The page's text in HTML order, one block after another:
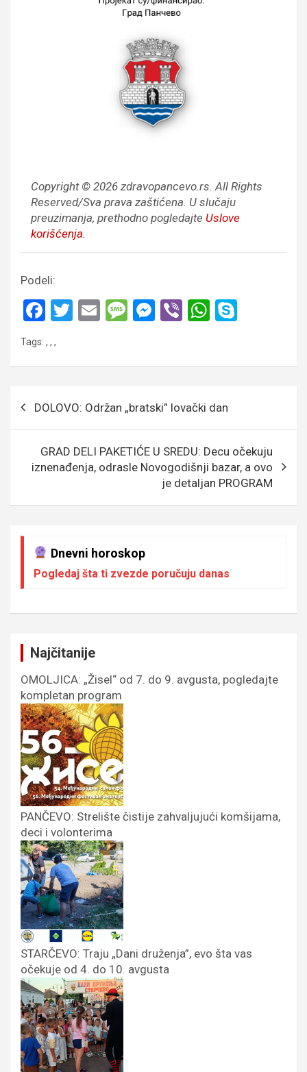
Copyright © 2026 zdravopancevo.rs. All Rights
Reserved/Sva prava zaštićena. U slučaju
preuzimanja, prethodno pogledajte Uslove
korišćenja.
Podeli:
F
ce
o
o
k
T
E
M
g
e
M
g
er
Vi W
A
p
Tags: , , ,
чланка
DOLOVO: Održan „bratski” lovački dan
GRAD DELI PAKETIĆE U SREDU: Decu očekuju
iznenađenja, odrasle Novogodišnji bazar, a ovo
je detaljan PROGRAM
Dnevni horoskop
Pogledaj šta ti zvezde poručuju danas
Najčitanije
OMOLJICA: „Žisel“ od 7. do 9. avgusta, pogledajte
kompletan program
PANČEVO: Strelište čistije zahvaljujući komšijama,
deci i volonterima
STARČEVO: Traju „Dani druženja”, evo šta vas
očekuje od 4. do 10. avgusta